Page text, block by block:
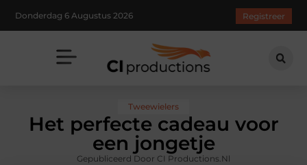
Donderdag 6 Augustus 2026 Registreer
Tweewielers
Het perfecte cadeau voor
een jongetje
Gepubliceerd Door CI Productions.nl